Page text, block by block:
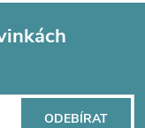
ODEBÍRAT